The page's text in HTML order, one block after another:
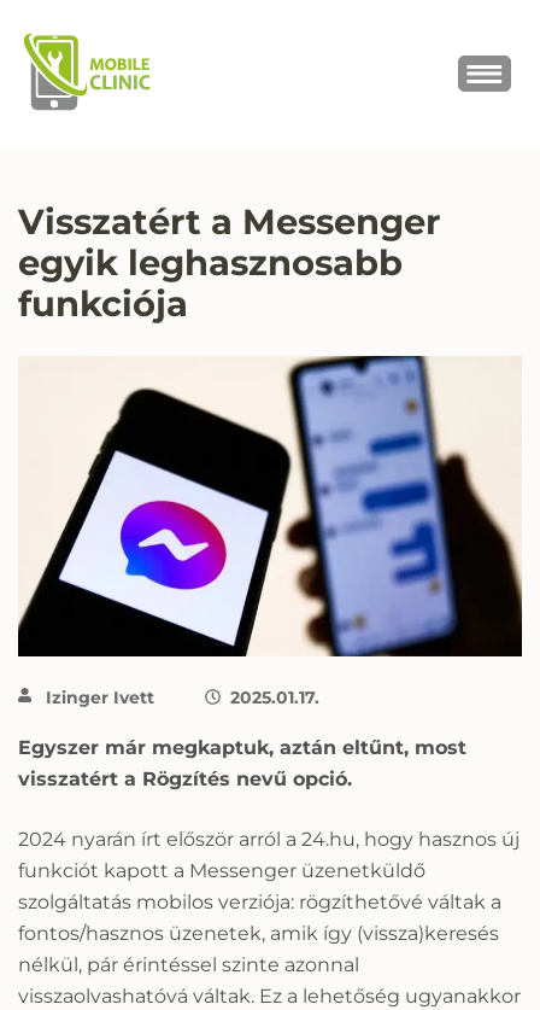
Visszatért a Messenger
egyik leghasznosabb
funkciója
Izinger Ivett 2025.01.17.
Egyszer már megkaptuk, aztán eltűnt, most
visszatért a Rögzítés nevű opció.
2024 nyarán írt először arról a 24.hu, hogy hasznos új
funkciót kapott a Messenger üzenetküldő
szolgáltatás mobilos verziója: rögzíthetővé váltak a
fontos/hasznos üzenetek, amik így (vissza)keresés
nélkül, pár érintéssel szinte azonnal
visszaolvashatóvá váltak. Ez a lehetőség ugyanakkor